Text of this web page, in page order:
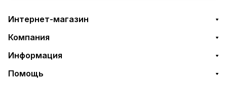
Интернет-магазин
Компания
Информация
Помощь